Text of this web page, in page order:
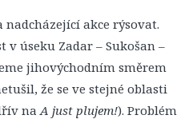
nadcházející akce rýsovat.
úseku Zadar – Sukošan –
jihovýchodním směrem
že se ve stejné oblasti
naA just plujem!). Problém